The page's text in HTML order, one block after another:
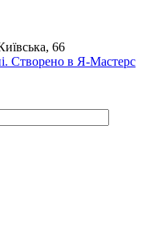
66
Створено в Я-Мастерс